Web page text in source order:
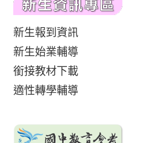
新生報到資訊
新生始業輔導
銜接教材下載
適性轉學輔導